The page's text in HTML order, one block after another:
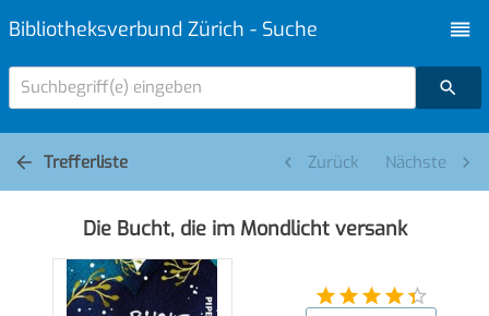
Bibliotheksverbund Zürich - Suche
Suchbegriff(e) eingeben
Trefferliste Zurück Nächste
Die Bucht, die im Mondlicht versank